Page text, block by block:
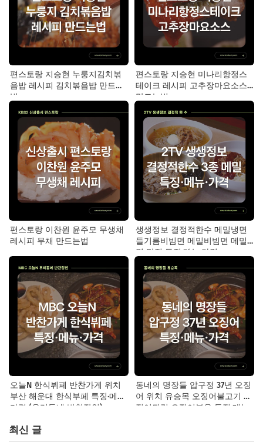
편스토랑 지승현 누룽지김치볶
음밥 레시피 김치볶음밥 만드는
법
편스토랑 지승현 미나리항정스
테이크 레시피 고추장마요소스
만드는법
편스토랑 이찬원 윤주모 무생채
레시피 무채 만드는법
생생정보 결정적한수 메밀냉면
들기름비빔면 메밀비빔면 메밀
면 맛집 특징·메뉴·가격
오늘N 한식뷔페 반찬가게 위치
부산 해운대 한식부페 특징·메뉴·
가격 (우리동네 반찬장인)
동네의 명장들 압구정 37년 오징
어 위치 유승목 오징어불고기 오
징어튀김 오징어볶음 특징·메뉴·
최신 글